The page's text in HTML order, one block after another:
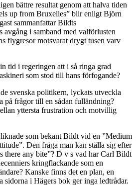
bättre resultat genom att halva tiden
up from Bruxelles” blir enligt Björn
sammanfattar Bildts
avgång i samband med valförlusten
flygresor motsvarat drygt tusen varv
tid i regeringen att i så ringa grad
som stod till hans förfogande?
svenska politikern, lyckats utveckla
på frågor till en sådan fulländning?
yttersta frustration och motvillig
som bekant Bildt vid en ”Medium
Den fråga man kan ställa sig efter
there any bite”? D v s vad har Carl Bildt
kringflackande som en
Kanske finns det en plan, en
sidorna i Hägers bok ger inga ledtrådar.